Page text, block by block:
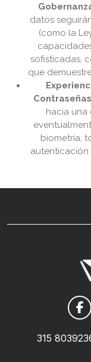
datos
(como la
sofisticadas,
que
hacia una
biometría,
autenticación
315